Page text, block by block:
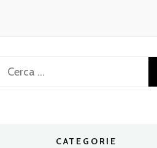
Ricerca
per:
CATEGORIE